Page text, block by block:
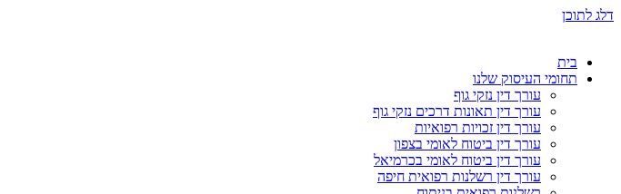
דלג לתוכן
בית
תחומי העיסוק שלנו
עורך דין נזקי גוף
עורך דין תאונות דרכים נזקי גוף
עורך דין זכויות רפואיות
עורך דין ביטוח לאומי בצפון
עורך דין ביטוח לאומי בכרמיאל
עורך דין רשלנות רפואית חיפה